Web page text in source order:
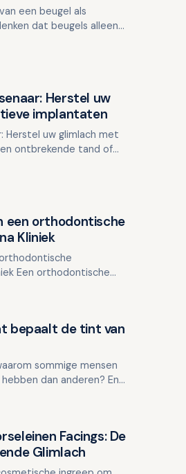
een beugel als
dat beugels alleen
Herstel uw
implantaten
Herstel uw glimlach met
ontbrekende tand of
een orthodontische
Kliniek
Een orthodontische
bepaalt de tint van
sommige mensen
dan anderen? En
Facings: De
Glimlach